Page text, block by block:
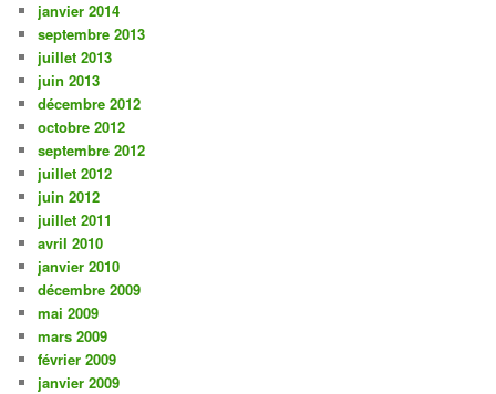
janvier 2014
septembre 2013
juillet 2013
juin 2013
décembre 2012
octobre 2012
septembre 2012
juillet 2012
juin 2012
juillet 2011
avril 2010
janvier 2010
décembre 2009
mai 2009
mars 2009
février 2009
janvier 2009